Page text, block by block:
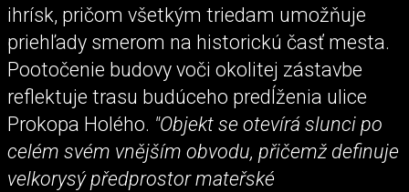
ihrísk, pričom všetkým triedam umožňuje
priehľady smerom na historickú časť mesta.
Pootočenie budovy voči okolitej zástavbe
reflektuje trasu budúceho predĺženia ulice
Prokopa Holého. "Objekt se otevírá slunci po
celém svém vnějším obvodu, přičemž definuje
velkorysý předprostor mateřské